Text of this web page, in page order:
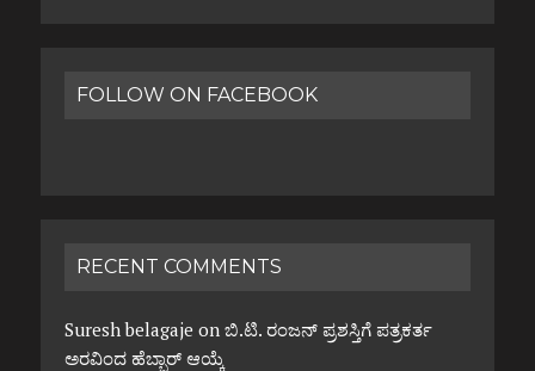
FOLLOW ON FACEBOOK
RECENT COMMENTS
Suresh belagaje on ಬಿ.ಟಿ. ರಂಜನ್ ಪ್ರಶಸ್ತಿಗೆ ಪತ್ರಕರ್ತ
ಅರವಿಂದ ಹೆಬ್ಬಾರ್ ಆಯ್ಕೆ